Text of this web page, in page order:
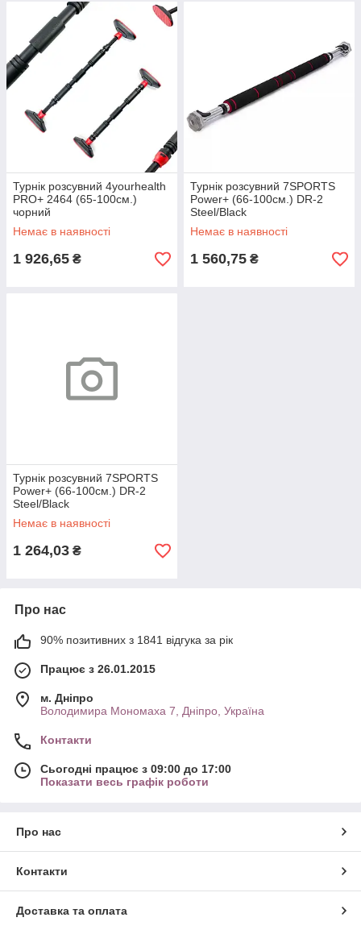
Турнік розсувний 4yourhealth
PRO+ 2464 (65-100см.)
чорний
Немає в наявності
1 926,65 ₴
Турнік розсувний 7SPORTS
Power+ (66-100см.) DR-2
Steel/Black
Немає в наявності
1 560,75 ₴
Турнік розсувний 7SPORTS
Power+ (66-100см.) DR-2
Steel/Black
Немає в наявності
1 264,03 ₴
Про нас
90% позитивних з 1841 відгука за рік
Працює з 26.01.2015
м. Дніпро
Володимира Мономаха 7, Дніпро, Україна
Контакти
Сьогодні працює з 09:00 до 17:00
Показати весь графік роботи
Про нас
Контакти
Доставка та оплата